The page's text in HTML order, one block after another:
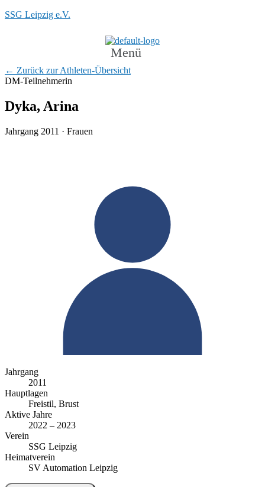
SSG Leipzig e.V.
Menü
← Zurück zur Athleten-Übersicht
DM-Teilnehmerin
Dyka, Arina
Jahrgang 2011 · Frauen
Jahrgang
2011
Hauptlagen
Freistil, Brust
Aktive Jahre
2022 – 2023
Verein
SSG Leipzig
Heimatverein
SV Automation Leipzig